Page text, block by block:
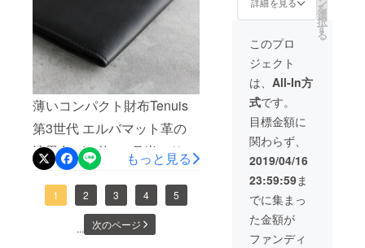
育っていきます。もう一つ
の新色である深緑は、呼び
名こそトスカーノリスシオ
革と同じですが、初期の色
合いは若干明るめで鮮やか
な表情をしています。ただ
し、オイルを多く含むエル
ングにより、使用後の経年
変化で色が濃くなってい
「お尻のポケットに入れた
らすぐズボンに跡がついて
後悔した」といった声も少
なくありません。Tenuisシ
リーズがそうした「薄い財
布の弱点」を克服し、ス
マートさと収納力を両立で
きているのは、同業他社や
一般的な革細工の常識を超
える、極めて難易度の高い
設計と工程を採用している
cts/tenuis-zipper-canvas以前
は当製品の海外生産を試み
た時期もありましたが、特
にこのモデルの財布製品は
本当に限られた一定水準の
職人や工場でないと生産不
可と痛感した後、現在は日
本で厳選した体制のみで生
産しています。しかし人
数、速度が限られてるので
名前は「青海（せいか
い）」と「碧緑（へきりょ
く）」。どちらも、南国の
透き通るような海や澄み渡
る空を連想させる、美しく
深みのあるカラーです。こ
の製品に使用している革
は、イタリアの植物タンニ
ンオイル仕込みの「マル
ゴー」というレザーです。
表面にスクラッチ加工が施
荷のお知らせ
薄いコンパクト財布Tenuis
第3世代 エルバマット革の
漆黒色が、約1か月半ぶりに
再入荷しました。数量に限
りがあるため、ご希望の方
はお早めにご検討くださ
もっと見る
1 2 3 4 5
... 次のページ
を
選
択
す
る
このプロ
ジェクト
は、 All-In方
式です。
目標金額に
関わらず、
2019/04/16
23:59:59ま
でに集まっ
た金額が
ファンディ